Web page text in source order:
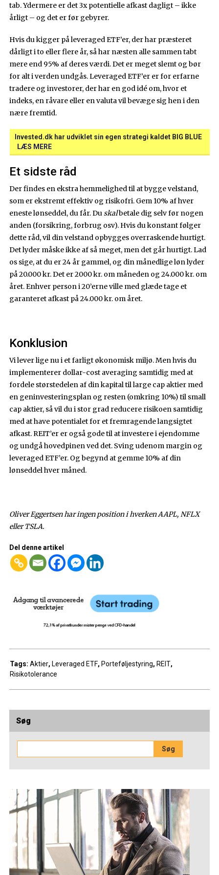
tab. Ydermere er det 3x potentielle afkast dagligt – ikke
årligt – og det er før gebyrer.
Hvis du kigger på leveraged ETF’er, der har præsteret
dårligt i to eller flere år, så har næsten alle sammen tabt
mere end 95% af deres værdi. Det er meget slemt og bør
for alt i verden undgås. Leveraged ETF’er er for erfarne
tradere og investorer, der har en god idé om, hvor et
indeks, en råvare eller en valuta vil bevæge sig hen i den
nære fremtid.
Invested.dk har udviklet sin egen strategi kaldet BIG BLUE
LÆS MERE
Et sidste råd
Der findes en ekstra hemmelighed til at bygge velstand,
som er ekstremt effektiv og risikofri. Gem 10% af hver
eneste lønseddel, du får. Du skalbetale dig selv før nogen
anden (forsikring, forbrug osv). Hvis du konstant følger
dette råd, vil din velstand opbygges overraskende hurtigt.
Det lyder måske ikke af så meget, men det går hurtigt. Lad
os sige, at du er 24 år gammel, og din månedlige løn lyder
på 20.000 kr. Det er 2000 kr. om måneden og 24.000 kr. om
året. Enhver person i 20’erne ville med glæde tage et
garanteret afkast på 24.000 kr. om året.
Konklusion
Vi lever lige nu i et farligt økonomisk miljø. Men hvis du
implementerer dollar-cost averaging samtidig med at
fordele størstedelen af din kapital til large cap aktier med
en geninvesteringsplan og resten (omkring 10%) til small
cap aktier, så vil du i stor grad reducere risikoen samtidig
med at have potentialet for et fremragende langsigtet
afkast. REIT’er er også gode til at investere i ejendomme
og undgå hovedpinen ved det. Sving udenom margin og
leveraged ETF’er. Og begynd at gemme 10% af din
lønseddel hver måned.
Oliver Eggertsen har ingen position i hverken AAPL, NFLX
eller TSLA.
Del denne artikel
Tags:Aktier, Leveraged ETF, Porteføljestyring, REIT,
Risikotolerance
Søg